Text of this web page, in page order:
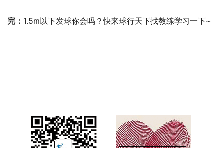
完： 1.5m以下发球你会吗？快来球行天下找教练学习一下~